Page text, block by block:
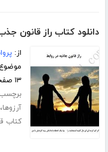
دانلود کتاب راز قانون
از:
۱۳ صفحه
آرزوها
کتاب